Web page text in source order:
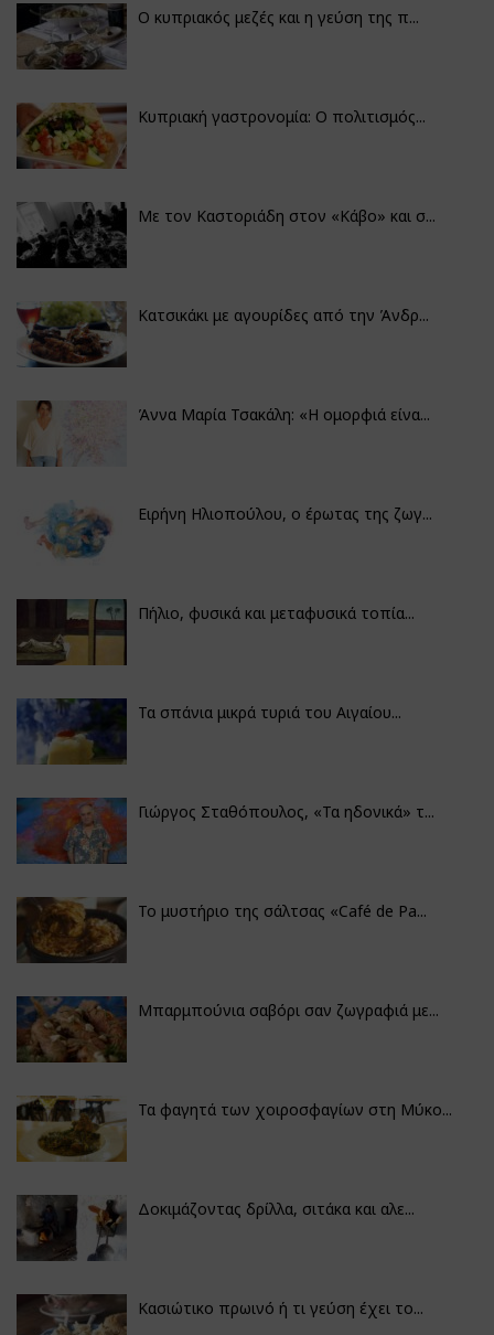
Ο κυπριακός μεζές και η γεύση της π...
Κυπριακή γαστρονομία: Ο πολιτισμός...
Με τον Καστοριάδη στον «Κάβο» και σ...
Κατσικάκι με αγουρίδες από την Άνδρ...
Άννα Μαρία Τσακάλη: «Η ομορφιά είνα...
Ειρήνη Ηλιοπούλου, ο έρωτας της ζωγ...
Πήλιο, φυσικά και μεταφυσικά τοπία...
Τα σπάνια μικρά τυριά του Αιγαίου...
Γιώργος Σταθόπουλος, «Τα ηδονικά» τ...
Το μυστήριο της σάλτσας «Café de Pa...
Μπαρμπούνια σαβόρι σαν ζωγραφιά με...
Τα φαγητά των χοιροσφαγίων στη Μύκο...
Δοκιμάζοντας δρίλλα, σιτάκα και αλε...
Κασιώτικο πρωινό ή τι γεύση έχει το...